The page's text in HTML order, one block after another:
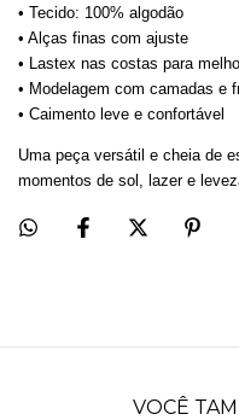
• Tecido: 100% algodão
• Alças finas com ajuste
• Lastex nas costas para
• Modelagem com camadas e
• Caimento leve e confortável
Uma peça versátil e cheia de
momentos de sol, lazer e
VOCÊ